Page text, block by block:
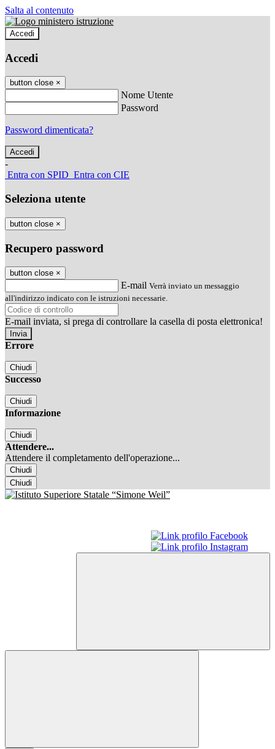
Salta al contenuto
Accedi
Accedi
button close ×
Nome Utente
Password
Password dimenticata?
-
Entra con SPID Entra con CIE
Seleziona utente
button close ×
Recupero password
button close ×
E-mail Verrà inviato un messaggio
all'indirizzo indicato con le istruzioni necessarie.
E-mail inviata, si prega di controllare la casella di posta elettronica!
Errore
Chiudi
Successo
Chiudi
Informazione
Chiudi
Attendere...
Attendere il completamento dell'operazione...
Chiudi
Chiudi